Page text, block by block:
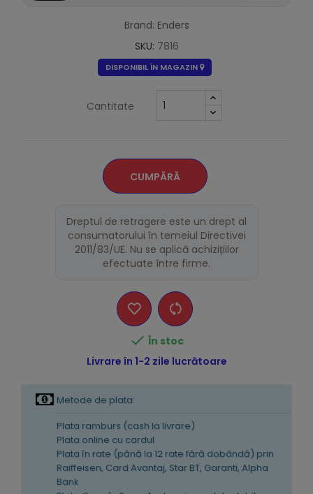
Brand: Enders
SKU: 7816
DISPONIBIL ÎN MAGAZIN
Cantitate
CUMPĂRĂ
Dreptul de retragere este un drept al
consumatorului în temeiul Directivei
2011/83/UE. Nu se aplică achizițiilor
efectuate între firme.
 În stoc
Livrare în 1-2 zile lucrătoare
Metode de plata:
Plata ramburs (cash la livrare)
Plata online cu cardul
Plata în rate (pănă la 12 rate fără dobândă) prin
Raiffeisen, Card Avantaj, Star BT, Garanti, Alpha
Bank